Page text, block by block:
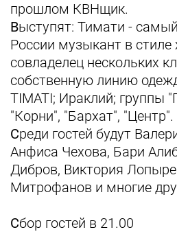
прошлом КВНщик.
Выступят: Тимати -
России музыкант в стиле
совладелец нескольких
собственную линию
TIMATI; Ираклий; группы
"Корни", "Бархат", "Центр".
Среди гостей будут
Анфиса Чехова, Бари
Дибров, Виктория
Митрофанов и многие
Сбор гостей в 21.00